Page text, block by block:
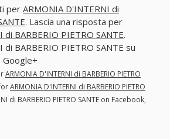
per ARMONIA D'INTERNI di
. Lascia una risposta per
BARBERIO PIETRO SANTE.
BARBERIO PIETRO SANTE su
Google+
ARMONIA D'INTERNI di BARBERIO PIETRO
ARMONIA D'INTERNI di BARBERIO PIETRO
di BARBERIO PIETRO SANTE on Facebook,